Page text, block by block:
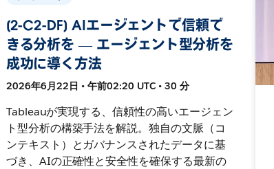
[2-C2-DF] AIエージェントで信頼で
きる分析を ― エージェント型分析を
成功に導く方法
2026年6月22日 • 午前02:20 UTC • 30 分
Tableauが実現する、信頼性の高いエージェン
ト型分析の構築手法を解説。独自の文脈（コ
ンテキスト）とガバナンスされたデータに基
づき、AIの正確性と安全性を確保する最新の